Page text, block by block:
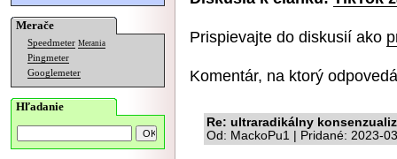
Merače
Speedmeter Merania
Pingmeter
Googlemeter
Hľadanie
Prispievajte do diskusií ako
Komentár, na ktorý
Re: ultraradikálny
Od: MackoPu1 | Pridané: 2023-